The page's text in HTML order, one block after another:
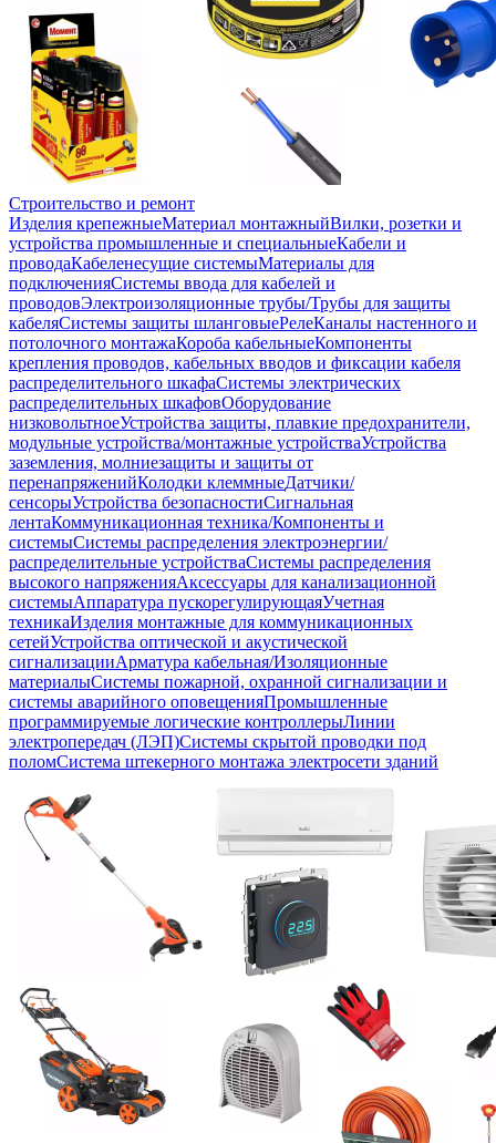
Строительство и ремонт
Изделия крепежныеМатериал монтажныйВилки, розетки и
устройства промышленные и специальныеКабели и
проводаКабеленесущие системыМатериалы для
подключенияСистемы ввода для кабелей и
проводовЭлектроизоляционные трубы/Трубы для защиты
кабеляСистемы защиты шланговыеРелеКаналы настенного и
потолочного монтажаКороба кабельныеКомпоненты
крепления проводов, кабельных вводов и фиксации кабеля
распределительного шкафаСистемы электрических
распределительных шкафовОборудование
низковольтноеУстройства защиты, плавкие предохранители,
модульные устройства/монтажные устройстваУстройства
заземления, молниезащиты и защиты от
перенапряженийКолодки клеммныеДатчики/
сенсорыУстройства безопасностиСигнальная
лентаКоммуникационная техника/Компоненты и
системыСистемы распределения электроэнергии/
распределительные устройстваСистемы распределения
высокого напряженияАксессуары для канализационной
системыАппаратура пускорегулирующаяУчетная
техникаИзделия монтажные для коммуникационных
сетейУстройства оптической и акустической
сигнализацииАрматура кабельная/Изоляционные
материалыСистемы пожарной, охранной сигнализации и
системы аварийного оповещенияПромышленные
программируемые логические контроллерыЛинии
электропередач (ЛЭП)Системы скрытой проводки под
поломСистема штекерного монтажа электросети зданий